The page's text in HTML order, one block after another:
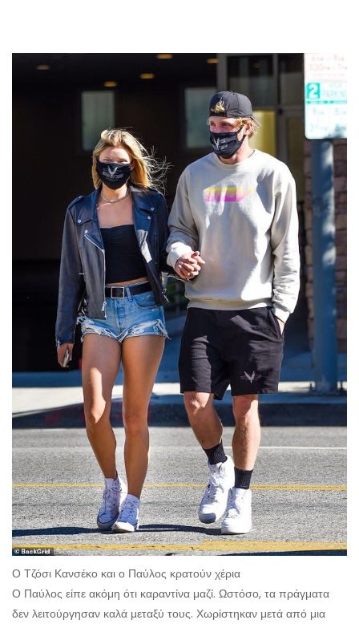
Ο Τζόσι Κανσέκο και ο Παύλος κρατούν χέρια
Ο Παύλος είπε ακόμη ότι καραντίνα μαζί. Ωστόσο, τα πράγματα
δεν λειτούργησαν καλά μεταξύ τους. Χωρίστηκαν μετά από μια